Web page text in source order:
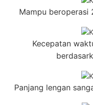
Mampu beroperasi
Kecepatan
Panjang lengan